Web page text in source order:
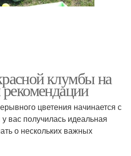
клумбы на
цветения начинается с
вас получилась идеальная
о нескольких важных